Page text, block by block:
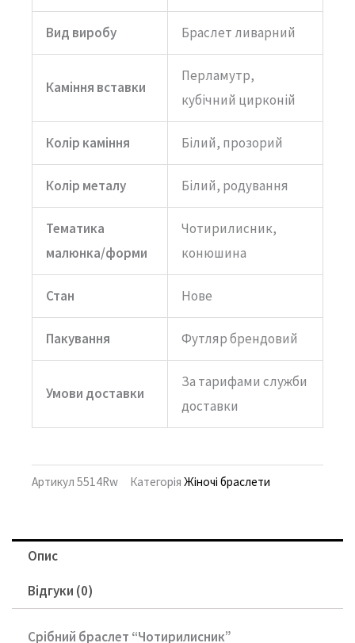
Вид виробу Браслет ливарний
Каміння вставки
Перламутр,
кубічний цирконій
Колір каміння Білий, прозорий
Колір металу Білий, родування
Тематика
малюнка/форми
Чотирилисник,
конюшина
Стан Нове
Пакування Футляр брендовий
Умови доставки
За тарифами служби
доставки
Артикул 5514Rw Категорія Жіночі браслети
Опис
Відгуки (0)
Срібний браслет “Чотирилисник”